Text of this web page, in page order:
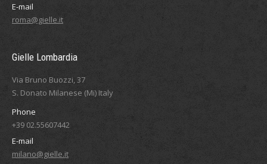
E-mail
roma@gielle.it
Gielle Lombardia
Via Bruno Buozzi, 37
S. Donato Milanese (Mi) Italy
Phone
+39 02.55607442
E-mail
milano@gielle.it